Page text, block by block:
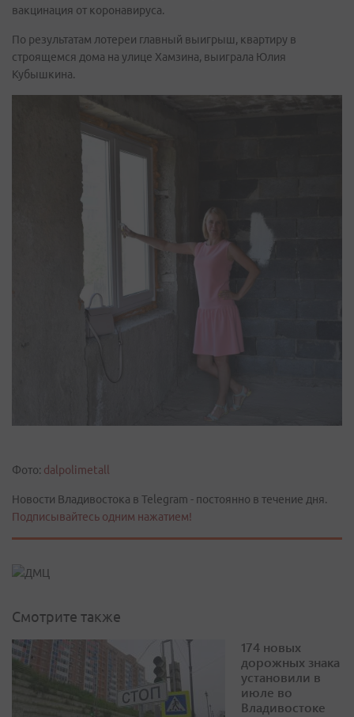
вакцинация от коронавируса.
По результатам лотереи главный выигрыш, квартиру в
строящемся дома на улице Хамзина, выиграла Юлия
Кубышкина.
Фото: dalpolimetall
Новости Владивостока в Telegram - постоянно в течение дня.
Подписывайтесь одним нажатием!
Смотрите также
174 новых
дорожных знака
установили в
июле во
Владивостоке